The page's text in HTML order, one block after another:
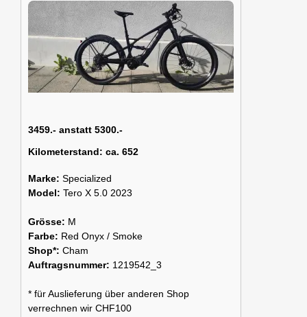
3459.- anstatt 5300.-
Kilometerstand: ca. 652
Marke: Specialized
Model: Tero X 5.0 2023
Grösse: M
Farbe: Red Onyx / Smoke
Shop*: Cham
Auftragsnummer: 1219542_3
* für Auslieferung über anderen Shop
verrechnen wir CHF100